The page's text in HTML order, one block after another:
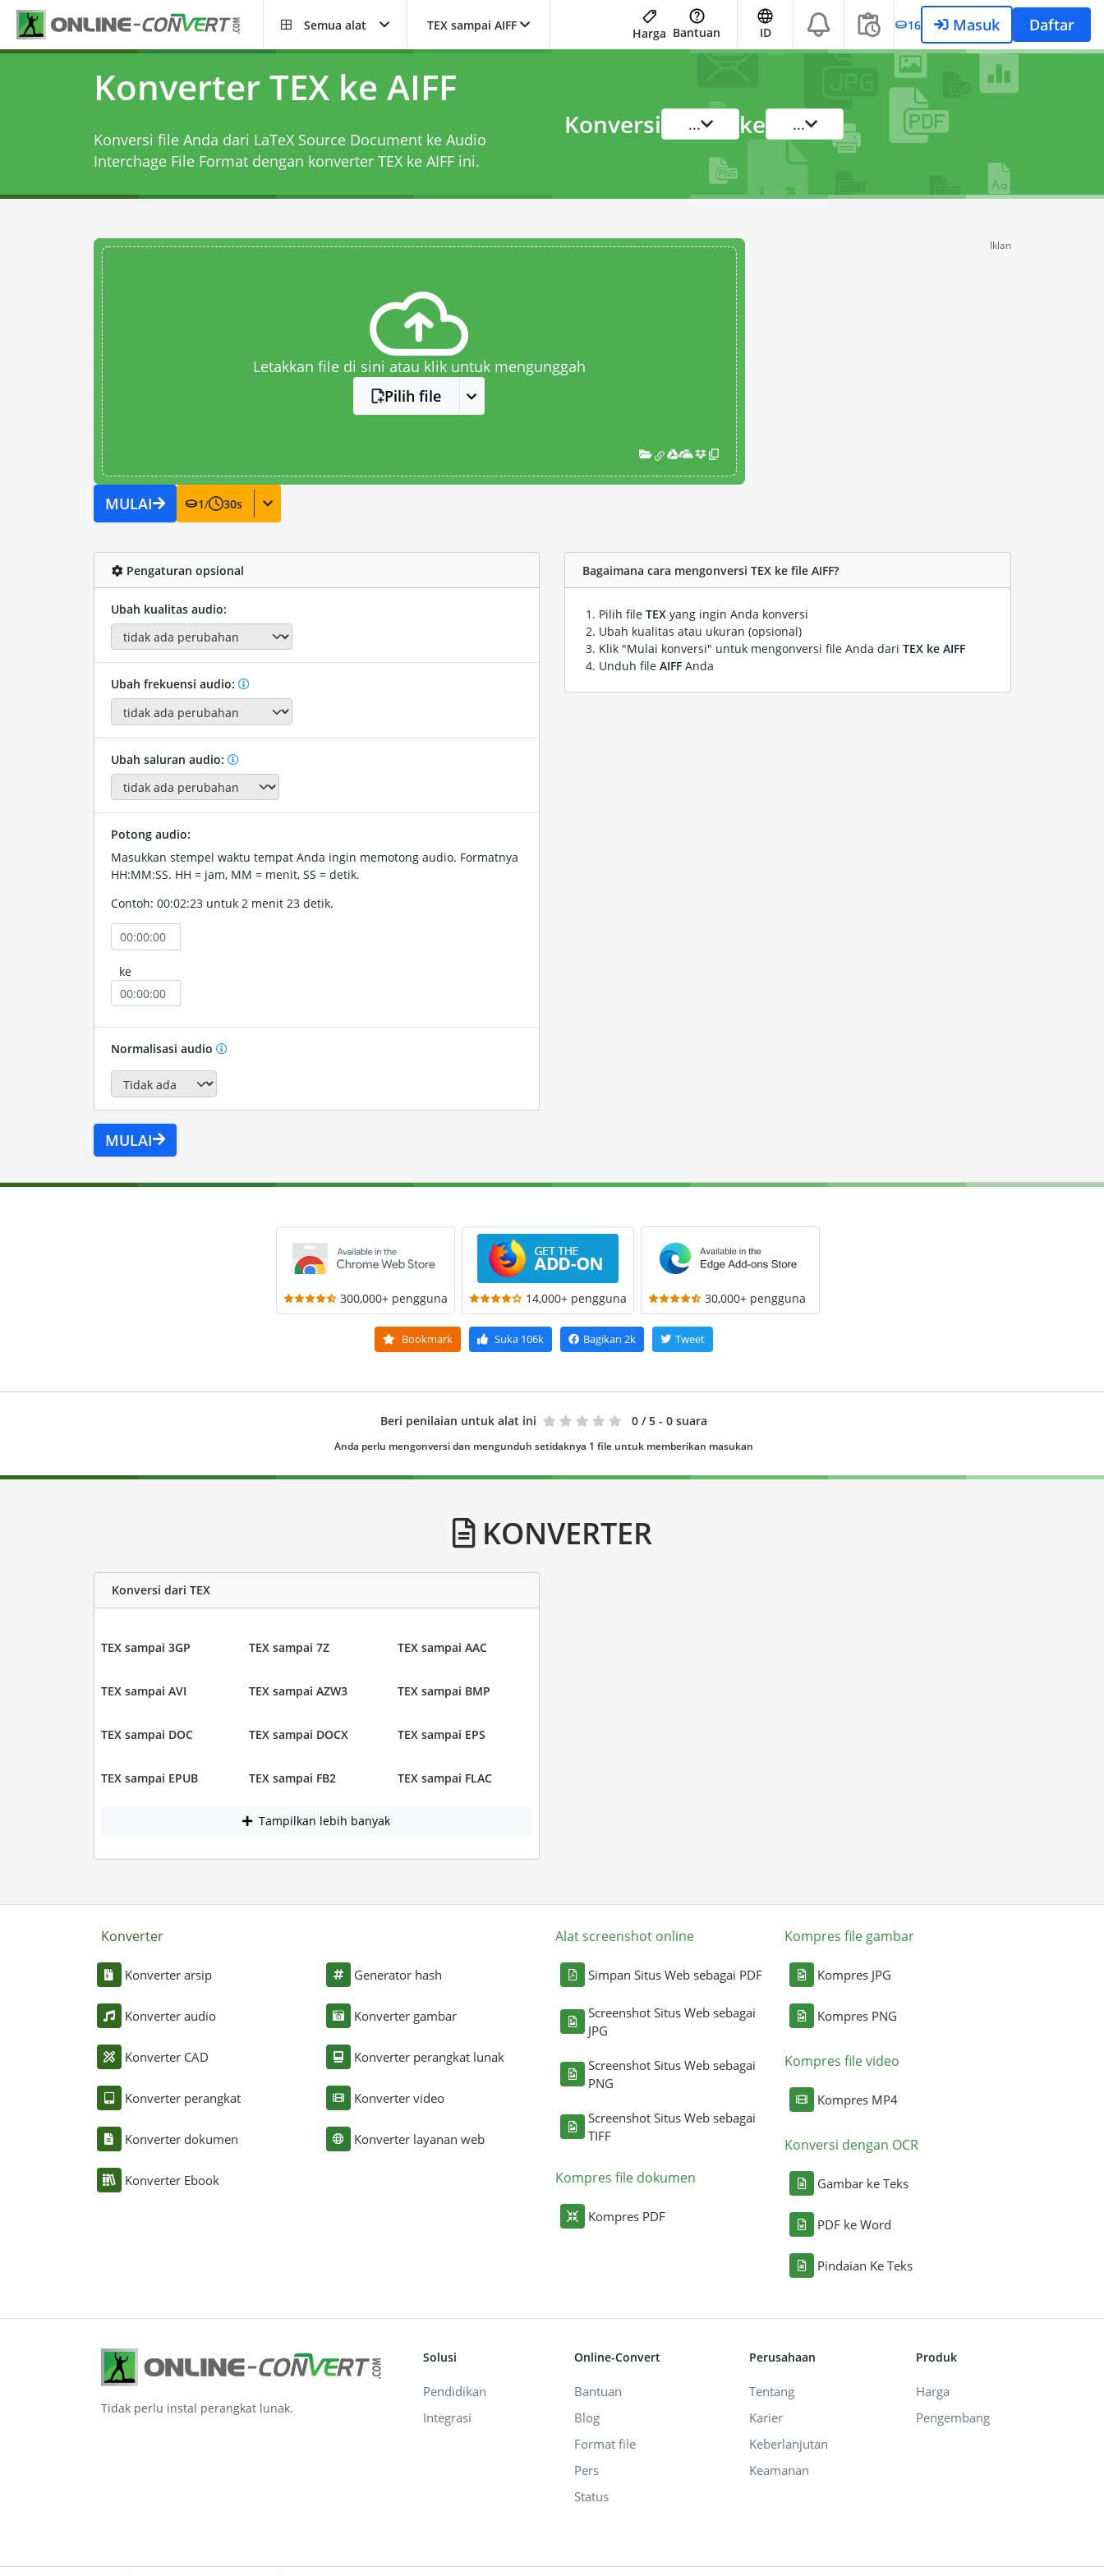
Semua alat TEX sampai AIFF
Harga Bantuan ID 16 Masuk Daftar
Konverter TEX ke AIFF
Konversi file Anda dari LaTeX Source Document ke Audio
Interchage File Format dengan konverter TEX ke AIFFini.
Konversi ... ke ...
Letakkan file di sini atau klik untuk mengunggah
Pilih file
MULAI 1/ 30s
Iklan
Pengaturan opsional
Ubah kualitas audio:
Ubah frekuensi audio:
Ubah saluran audio:
Potong audio:
Masukkan stempel waktu tempat Anda ingin memotong audio. Formatnya
HH:MM:SS. HH = jam, MM = menit, SS = detik.
Contoh: 00:02:23 untuk 2 menit 23 detik.
ke
Normalisasi audio
MULAI
Bagaimana cara mengonversi TEX ke file AIFF?
Pilih file TEX yang ingin Anda konversi
Ubah kualitas atau ukuran (opsional)
Klik "Mulai konversi" untuk mengonversi file Anda dari TEX ke AIFF
Unduh file AIFF Anda
300,000+ pengguna 14,000+ pengguna 30,000+ pengguna
Bookmark Suka 106k Bagikan 2k Tweet
Beri penilaian untuk alat ini 0 / 5 - 0 suara
Anda perlu mengonversi dan mengunduh setidaknya 1 file untuk memberikan masukan
KONVERTER
Konversi dari TEX
TEX sampai 3GP TEX sampai 7Z TEX sampai AAC
TEX sampai AVI TEX sampai AZW3 TEX sampai BMP
TEX sampai DOC TEX sampai DOCX TEX sampai EPS
TEX sampai EPUB TEX sampai FB2 TEX sampai FLAC
Tampilkan lebih banyak
Konverter
Konverter arsip
Konverter audio
Konverter CAD
Konverter perangkat
Konverter dokumen
Konverter Ebook
Generator hash
Konverter gambar
Konverter perangkat lunak
Konverter video
Konverter layanan web
Alat screenshot online
Simpan Situs Web sebagai PDF
Screenshot Situs Web sebagai
JPG
Screenshot Situs Web sebagai
PNG
Screenshot Situs Web sebagai
TIFF
Kompres file dokumen
Kompres PDF
Kompres file gambar
Kompres JPG
Kompres PNG
Kompres file video
Kompres MP4
Konversi dengan OCR
Gambar ke Teks
PDF ke Word
Pindaian Ke Teks
Tidak perlu instal perangkat lunak.
Solusi
Pendidikan
Integrasi
Online-Convert
Bantuan
Blog
Format file
Pers
Status
Perusahaan
Tentang
Karier
Keberlanjutan
Keamanan
Produk
Harga
Pengembang